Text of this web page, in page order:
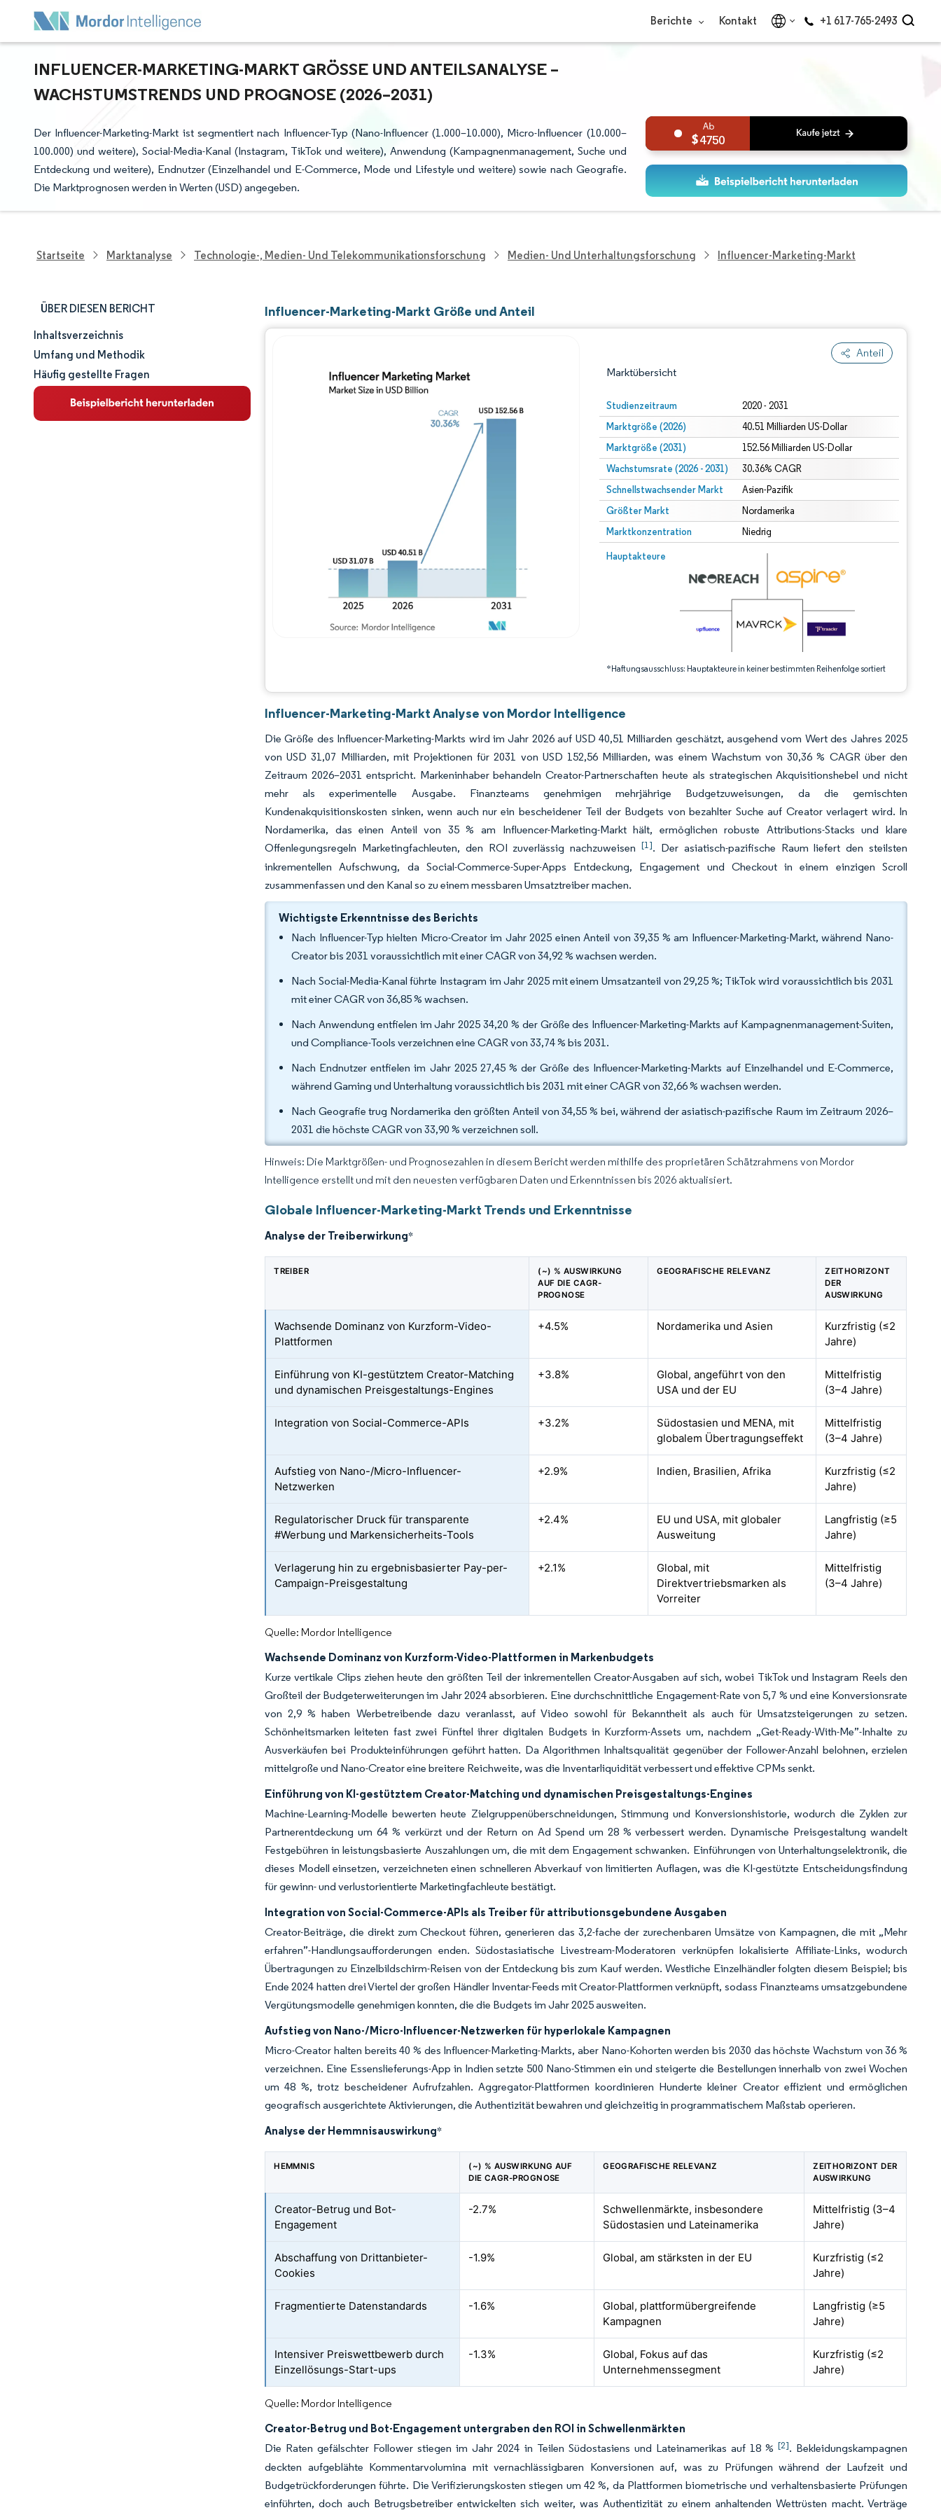
Berichte Kontakt +1 617-765-2493
INFLUENCER-MARKETING-MARKT GRÖSSE UND ANTEILSANALYSE – W
ACHSTUMSTRENDS UND PROGNOSE (2026–2031)
Der Influencer-Marketing-Markt ist segmentiert nach Influencer-Typ (Nano-Influencer (1.000–10.000), Micro-Influencer (10.000–
100.000) und weitere), Social-Media-Kanal (Instagram, TikTok und weitere), Anwendung (Kampagnenmanagement, Suche und
Entdeckung und weitere), Endnutzer (Einzelhandel und E-Commerce, Mode und Lifestyle und weitere) sowie nach Geografie.
Die Marktprognosen werden in Werten (USD) angegeben.
4750
Startseite Marktanalyse Technologie-, Medien- Und Telekommunikationsforschung Medien- Und Unterhaltungsforschung Influencer-Marketing-Markt
ÜBER DIESEN BERICHT
Marktgröße und -anteil
Marktanalyse
Trends und Einblicke
Inhaltsverzeichnis
Umfang und Methodik
Häufig gestellte Fragen
Influencer-Marketing-Markt Größe und Anteil
Anteil
Marktübersicht
Studienzeitraum 2020 - 2031
Marktgröße (2026) 40.51 Milliarden US-Dollar
Marktgröße (2031) 152.56 Milliarden US-Dollar
Wachstumsrate (2026 - 2031) 30.36% CAGR
Schnellstwachsender Markt Asien-Pazifik
Größter Markt Nordamerika
Marktkonzentration Niedrig
Hauptakteure
*Haftungsausschluss: Hauptakteure in keiner bestimmten Reihenfolge sortiert
Bild © Mordor Intelligence. Wiederverwendung erfordert Namensnennung gemäß CC BY 4.0.
Bild © Mordor Intelligence. Wiederverwendung erfordert Namensnennung gemäß CC BY 4.0.
Influencer-Marketing-Markt Analyse von Mordor Intelligence
Die Größe des Influencer-Marketing-Markts wird im Jahr 2026 auf USD 40,51 Milliarden geschätzt, ausgehend vom Wert des Jahres 2025
von USD 31,07 Milliarden, mit Projektionen für 2031 von USD 152,56 Milliarden, was einem Wachstum von 30,36 % CAGR über den
Zeitraum 2026–2031 entspricht. Markeninhaber behandeln Creator-Partnerschaften heute als strategischen Akquisitionshebel und nicht
mehr als experimentelle Ausgabe. Finanzteams genehmigen mehrjährige Budgetzuweisungen, da die gemischten
Kundenakquisitionskosten sinken, wenn auch nur ein bescheidener Teil der Budgets von bezahlter Suche auf Creator verlagert wird. In
Nordamerika, das einen Anteil von 35 % am Influencer-Marketing-Markt hält, ermöglichen robuste Attributions-Stacks und klare
Offenlegungsregeln Marketingfachleuten, den ROI zuverlässig nachzuweisen[1]. Der asiatisch-pazifische Raum liefert den steilsten
inkrementellen Aufschwung, da Social-Commerce-Super-Apps Entdeckung, Engagement und Checkout in einem einzigen Scroll
zusammenfassen und den Kanal so zu einem messbaren Umsatztreiber machen.
Wichtigste Erkenntnisse des Berichts
Nach Influencer-Typ hielten Micro-Creator im Jahr 2025 einen Anteil von 39,35 % am Influencer-Marketing-Markt, während Nano-
Creator bis 2031 voraussichtlich mit einer CAGR von 34,92 % wachsen werden.
Nach Social-Media-Kanal führte Instagram im Jahr 2025 mit einem Umsatzanteil von 29,25 %; TikTok wird voraussichtlich bis 2031
mit einer CAGR von 36,85 % wachsen.
Nach Anwendung entfielen im Jahr 2025 34,20 % der Größe des Influencer-Marketing-Markts auf Kampagnenmanagement-Suiten,
und Compliance-Tools verzeichnen eine CAGR von 33,74 % bis 2031.
Nach Endnutzer entfielen im Jahr 2025 27,45 % der Größe des Influencer-Marketing-Markts auf Einzelhandel und E-Commerce,
während Gaming und Unterhaltung voraussichtlich bis 2031 mit einer CAGR von 32,66 % wachsen werden.
Nach Geografie trug Nordamerika den größten Anteil von 34,55 % bei, während der asiatisch-pazifische Raum im Zeitraum 2026–
2031 die höchste CAGR von 33,90 % verzeichnen soll.
Hinweis: Die Marktgrößen- und Prognosezahlen in diesem Bericht werden mithilfe des proprietären Schätzrahmens von Mordor
Intelligence erstellt und mit den neuesten verfügbaren Daten und Erkenntnissen bis 2026 aktualisiert.
Globale Influencer-Marketing-Markt Trends und Erkenntnisse
Analyse der Treiberwirkung*
TREIBER
(~) % AUSWIRKUNG
AUF DIE CAGR-
PROGNOSE
GEOGRAFISCHE RELEVANZ
ZEITHORIZONT
DER
AUSWIRKUNG
Wachsende Dominanz von Kurzform-Video-
Plattformen
+4.5% Nordamerika und Asien
Kurzfristig (≤2
Jahre)
Einführung von KI-gestütztem Creator-Matching
und dynamischen Preisgestaltungs-Engines
+3.8%
Global, angeführt von den
USA und der EU
Mittelfristig
(3–4 Jahre)
Integration von Social-Commerce-APIs +3.2%
Südostasien und MENA, mit
globalem Übertragungseffekt
Mittelfristig
(3–4 Jahre)
Aufstieg von Nano-/Micro-Influencer-
Netzwerken
+2.9% Indien, Brasilien, Afrika
Kurzfristig (≤2
Jahre)
Regulatorischer Druck für transparente
#Werbung und Markensicherheits-Tools
+2.4%
EU und USA, mit globaler
Ausweitung
Langfristig (≥5
Jahre)
Verlagerung hin zu ergebnisbasierter Pay-per-
Campaign-Preisgestaltung
+2.1%
Global, mit
Direktvertriebsmarken als
Vorreiter
Mittelfristig
(3–4 Jahre)
Quelle: Mordor Intelligence
Wachsende Dominanz von Kurzform-Video-Plattformen in Markenbudgets
Kurze vertikale Clips ziehen heute den größten Teil der inkrementellen Creator-Ausgaben auf sich, wobei TikTok und Instagram Reels den
Großteil der Budgeterweiterungen im Jahr 2024 absorbieren. Eine durchschnittliche Engagement-Rate von 5,7 % und eine Konversionsrate
von 2,9 % haben Werbetreibende dazu veranlasst, auf Video sowohl für Bekanntheit als auch für Umsatzsteigerungen zu setzen.
Schönheitsmarken leiteten fast zwei Fünftel ihrer digitalen Budgets in Kurzform-Assets um, nachdem „Get-Ready-With-Me”-Inhalte zu
Ausverkäufen bei Produkteinführungen geführt hatten. Da Algorithmen Inhaltsqualität gegenüber der Follower-Anzahl belohnen, erzielen
mittelgroße und Nano-Creator eine breitere Reichweite, was die Inventarliquidität verbessert und effektive CPMs senkt.
Einführung von KI-gestütztem Creator-Matching und dynamischen Preisgestaltungs-Engines
Machine-Learning-Modelle bewerten heute Zielgruppenüberschneidungen, Stimmung und Konversionshistorie, wodurch die Zyklen zur
Partnerentdeckung um 64 % verkürzt und der Return on Ad Spend um 28 % verbessert werden. Dynamische Preisgestaltung wandelt
Festgebühren in leistungsbasierte Auszahlungen um, die mit dem Engagement schwanken. Einführungen von Unterhaltungselektronik, die
dieses Modell einsetzen, verzeichneten einen schnelleren Abverkauf von limitierten Auflagen, was die KI-gestützte Entscheidungsfindung
für gewinn- und verlustorientierte Marketingfachleute bestätigt.
Integration von Social-Commerce-APIs als Treiber für attributionsgebundene Ausgaben
Creator-Beiträge, die direkt zum Checkout führen, generieren das 3,2-fache der zurechenbaren Umsätze von Kampagnen, die mit „Mehr
erfahren”-Handlungsaufforderungen enden. Südostasiatische Livestream-Moderatoren verknüpfen lokalisierte Affiliate-Links, wodurch
Übertragungen zu Einzelbildschirm-Reisen von der Entdeckung bis zum Kauf werden. Westliche Einzelhändler folgten diesem Beispiel; bis
Ende 2024 hatten drei Viertel der großen Händler Inventar-Feeds mit Creator-Plattformen verknüpft, sodass Finanzteams umsatzgebundene
Vergütungsmodelle genehmigen konnten, die die Budgets im Jahr 2025 ausweiten.
Aufstieg von Nano-/Micro-Influencer-Netzwerken für hyperlokale Kampagnen
Micro-Creator halten bereits 40 % des Influencer-Marketing-Markts, aber Nano-Kohorten werden bis 2030 das höchste Wachstum von 36 %
verzeichnen. Eine Essenslieferungs-App in Indien setzte 500 Nano-Stimmen ein und steigerte die Bestellungen innerhalb von zwei Wochen
um 48 %, trotz bescheidener Aufrufzahlen. Aggregator-Plattformen koordinieren Hunderte kleiner Creator effizient und ermöglichen
geografisch ausgerichtete Aktivierungen, die Authentizität bewahren und gleichzeitig in programmatischem Maßstab operieren.
Analyse der Hemmnisauswirkung*
HEMMNIS
(~) % AUSWIRKUNG AUF
DIE CAGR-PROGNOSE
GEOGRAFISCHE RELEVANZ
ZEITHORIZONT DER
AUSWIRKUNG
Creator-Betrug und Bot-
Engagement
-2.7%
Schwellenmärkte, insbesondere
Südostasien und Lateinamerika
Mittelfristig (3–4
Jahre)
Abschaffung von Drittanbieter-
Cookies
-1.9% Global, am stärksten in der EU
Kurzfristig (≤2
Jahre)
Fragmentierte Datenstandards -1.6%
Global, plattformübergreifende
Kampagnen
Langfristig (≥5
Jahre)
Intensiver Preiswettbewerb durch
Einzellösungs-Start-ups
-1.3%
Global, Fokus auf das
Unternehmenssegment
Kurzfristig (≤2
Jahre)
Quelle: Mordor Intelligence
Creator-Betrug und Bot-Engagement untergraben den ROI in Schwellenmärkten
Die Raten gefälschter Follower stiegen im Jahr 2024 in Teilen Südostasiens und Lateinamerikas auf 18 % [2]. Bekleidungskampagnen
deckten aufgeblähte Kommentarvolumina mit vernachlässigbaren Konversionen auf, was zu Prüfungen während der Laufzeit und
Budgetrückforderungen führte. Die Verifizierungskosten stiegen um 42 %, da Plattformen biometrische und verhaltensbasierte Prüfungen
einführten, doch auch Betrugsbetreiber entwickelten sich weiter, was Authentizität zu einem anhaltenden Wettrüsten macht. Verträge